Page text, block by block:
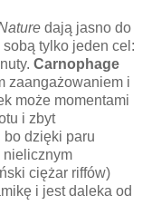
dają jasno do
sobą tylko jeden cel:
Carnophage
zaangażowaniem i
może momentami
i zbyt
bo dzięki paru
nielicznym
ciężar riffów)
i jest daleka od